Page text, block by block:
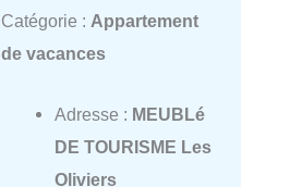
Catégorie : Appartement
de vacances
Adresse : MEUBLé
DE TOURISME Les
Oliviers_